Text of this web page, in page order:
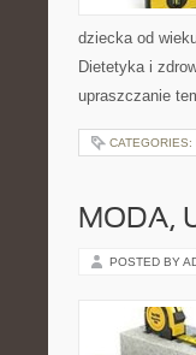
dziecka od
Dietetyka i
upraszczanie
CATEGORIES:
MODA,
POSTED BY